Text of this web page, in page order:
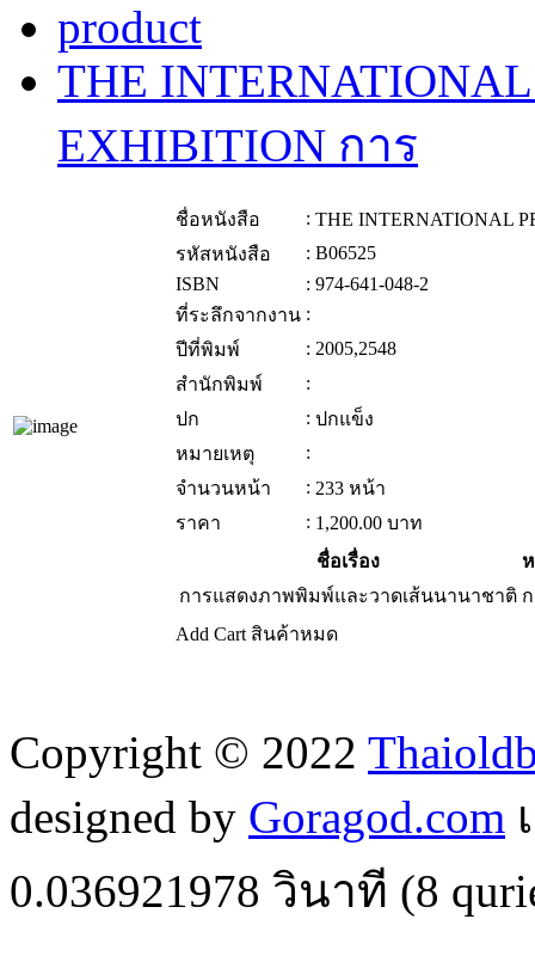
product
THE
EXHIBITION การ
ชื่อหนังสือ : THE INTERNATIONAL
รหัสหนังสือ
: B06525
ISBN
: 974-641-048-2
ที่ระลึกจากงาน :
ปีที่พิมพ์
: 2005,2548
สำนักพิมพ์
:
ปก
: ปกแข็ง
หมายเหตุ
:
จำนวนหน้า
: 233 หน้า
ราคา
: 1,200.00 บาท
ชื่อเรื่อง
การแสดงภาพพิมพ์และวาดเส้นนานาชาติ
Add Cart สินค้าหมด
Copyright © 2022
designed by Goragod.com
0.036921978 วินาที (8